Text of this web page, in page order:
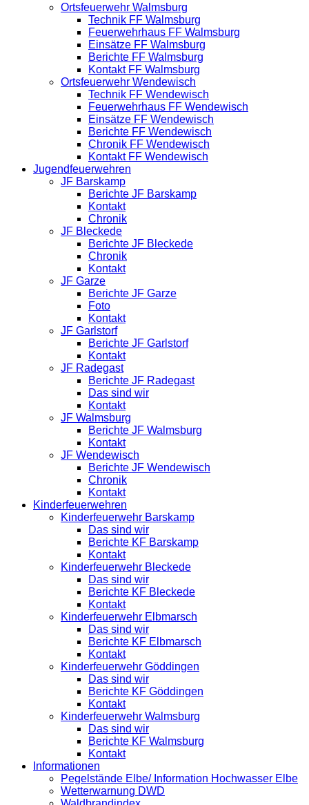
Ortsfeuerwehr Walmsburg
Technik FF Walmsburg
Feuerwehrhaus FF Walmsburg
Einsätze FF Walmsburg
Berichte FF Walmsburg
Kontakt FF Walmsburg
Ortsfeuerwehr Wendewisch
Technik FF Wendewisch
Feuerwehrhaus FF Wendewisch
Einsätze FF Wendewisch
Berichte FF Wendewisch
Chronik FF Wendewisch
Kontakt FF Wendewisch
Jugendfeuerwehren
JF Barskamp
Berichte JF Barskamp
Kontakt
Chronik
JF Bleckede
Berichte JF Bleckede
Chronik
Kontakt
JF Garze
Berichte JF Garze
Foto
Kontakt
JF Garlstorf
Berichte JF Garlstorf
Kontakt
JF Radegast
Berichte JF Radegast
Das sind wir
Kontakt
JF Walmsburg
Berichte JF Walmsburg
Kontakt
JF Wendewisch
Berichte JF Wendewisch
Chronik
Kontakt
Kinderfeuerwehren
Kinderfeuerwehr Barskamp
Das sind wir
Berichte KF Barskamp
Kontakt
Kinderfeuerwehr Bleckede
Das sind wir
Berichte KF Bleckede
Kontakt
Kinderfeuerwehr Elbmarsch
Das sind wir
Berichte KF Elbmarsch
Kontakt
Kinderfeuerwehr Göddingen
Das sind wir
Berichte KF Göddingen
Kontakt
Kinderfeuerwehr Walmsburg
Das sind wir
Berichte KF Walmsburg
Kontakt
Informationen
Pegelstände Elbe/ Information Hochwasser Elbe
Wetterwarnung DWD